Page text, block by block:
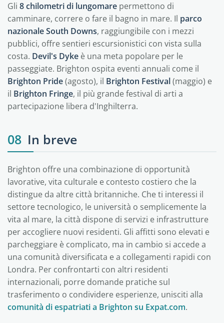
Gli 8 chilometri di lungomare permettono di
camminare, correre o fare il bagno in mare. Il parco
nazionale South Downs, raggiungibile con i mezzi
pubblici, offre sentieri escursionistici con vista sulla
costa. Devil's Dyke è una meta popolare per le
passeggiate. Brighton ospita eventi annuali come il
Brighton Pride(agosto), il Brighton Festival(maggio) e
il Brighton Fringe, il più grande festival di arti a
partecipazione libera d'Inghilterra.
08 In breve
Brighton offre una combinazione di opportunità
lavorative, vita culturale e contesto costiero che la
distingue da altre città britanniche. Che ti interessi il
settore tecnologico, le università o semplicemente la
vita al mare, la città dispone di servizi e infrastrutture
per accogliere nuovi residenti. Gli affitti sono elevati e
parcheggiare è complicato, ma in cambio si accede a
una comunità diversificata e a collegamenti rapidi con
Londra. Per confrontarti con altri residenti
internazionali, porre domande pratiche sul
trasferimento o condividere esperienze, unisciti alla
comunità di espatriati a Brighton su Expat.com.